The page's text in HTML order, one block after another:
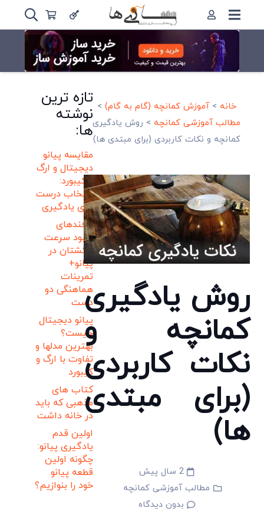
خانه >آموزش کمانچه (گام به گام) >
مطالب آموزشی کمانچه > روش یادگیری
کمانچه و نکات کاربردی (برای مبتدی ها)
روش یادگیری
کمانچه و
نکات کاربردی
(برای مبتدی
ها)
2 سال پیش
مطالب آموزشی کمانچه
بدون دیدگاه
تازه ترین
نوشته
ها:
مقایسه پیانو
دیجیتال و ارگ
و کیبورد:
انتخاب درست
برای یادگیری
ترفندهای
بهبود سرعت
انگشتان در
پیانو+
تمرینات
هماهنگی دو
دست
پیانو دیجیتال
چیست؟
بهترین مدلها و
تفاوت با ارگ و
کیبورد
کتاب های
مذهبی که باید
در خانه داشت
اولین قدم
یادگیری پیانو:
چگونه اولین
قطعه پیانو
خود را بنوازیم؟